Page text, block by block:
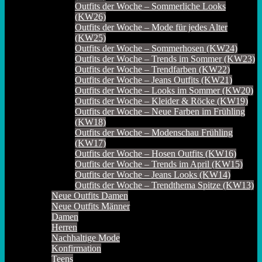
Outfits der Woche – Sommerliche Looks
(KW26)
Outfits der Woche – Mode für jedes Alter
(KW25)
Outfits der Woche – Sommerhosen (KW24)
Outfits der Woche – Trends im Sommer (KW23)
Outfits der Woche – Trendfarben (KW22)
Outfits der Woche – Jeans Outfits (KW21)
Outfits der Woche – Looks im Sommer (KW20)
Outfits der Woche – Kleider & Röcke (KW19)
Outfits der Woche – Neue Farben im Frühling
(KW18)
Outfits der Woche – Modenschau Frühling
(KW17)
Outfits der Woche – Hosen Outfits (KW16)
Outfits der Woche – Trends im April (KW15)
Outfits der Woche – Jeans Looks (KW14)
Outfits der Woche – Trendthema Spitze (KW13)
Neue Outfits Damen
Neue Outfits Männer
Damen
Herren
Nachhaltige Mode
Konfirmation
Teens